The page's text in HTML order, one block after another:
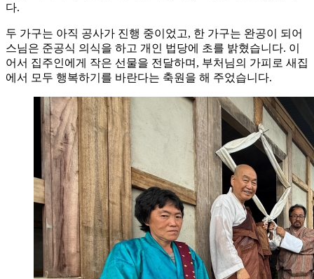
다.
두 가구는 아직 공사가 진행 중이었고, 한 가구는 완공이 되어
스님은 준공식 의식을 하고 개인 법당에 초를 밝혔습니다. 이
어서 집주인에게 작은 선물을 전달하며, 부처님의 가피로 새집
에서 모두 행복하기를 바란다는 축원을 해 주었습니다.